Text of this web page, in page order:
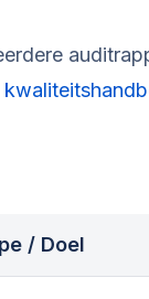
/ Doel